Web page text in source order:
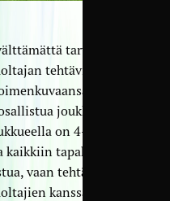
tarvitse
tehtävistä, sillä
joukkueen
on 4–5
kaikkiin tapahtumiin
vaan tehtävät
kanssa.